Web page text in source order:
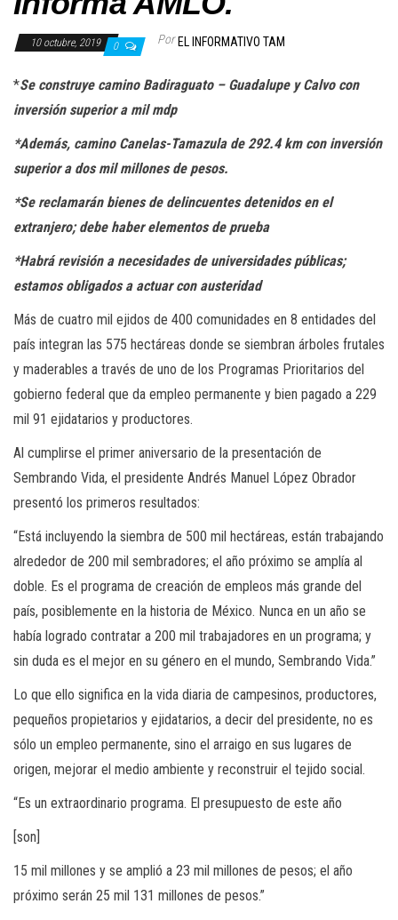
10 octubre, 2019 0 Por EL INFORMATIVO TAM
*Se construye camino Badiraguato – Guadalupe y Calvo con
inversión superior a mil mdp
*Además, camino Canelas-Tamazula de 292.4 km con inversión
superior a dos mil millones de pesos.
*Se reclamarán bienes de delincuentes detenidos en el
extranjero; debe haber elementos de prueba
*Habrá revisión a necesidades de universidades públicas;
estamos obligados a actuar con austeridad
Más de cuatro mil ejidos de 400 comunidades en 8 entidades del
país integran las 575 hectáreas donde se siembran árboles frutales
y maderables a través de uno de los Programas Prioritarios del
gobierno federal que da empleo permanente y bien pagado a 229
mil 91 ejidatarios y productores.
Al cumplirse el primer aniversario de la presentación de
Sembrando Vida, el presidente Andrés Manuel López Obrador
presentó los primeros resultados:
“Está incluyendo la siembra de 500 mil hectáreas, están trabajando
alrededor de 200 mil sembradores; el año próximo se amplía al
doble. Es el programa de creación de empleos más grande del
país, posiblemente en la historia de México. Nunca en un año se
había logrado contratar a 200 mil trabajadores en un programa; y
sin duda es el mejor en su género en el mundo, Sembrando Vida.”
Lo que ello significa en la vida diaria de campesinos, productores,
pequeños propietarios y ejidatarios, a decir del presidente, no es
sólo un empleo permanente, sino el arraigo en sus lugares de
origen, mejorar el medio ambiente y reconstruir el tejido social.
“Es un extraordinario programa. El presupuesto de este año
[son]
15 mil millones y se amplió a 23 mil millones de pesos; el año
próximo serán 25 mil 131 millones de pesos.”